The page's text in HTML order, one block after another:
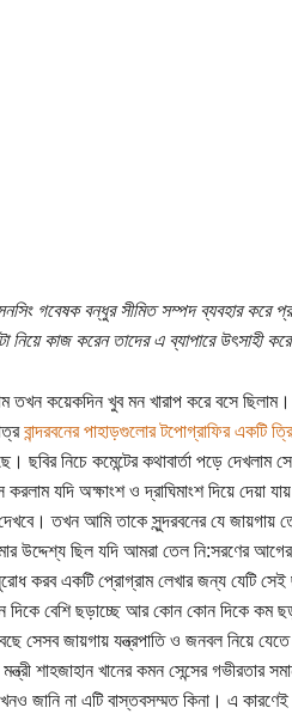
গবেষক বন্ধুর সীমিত সম্পদ ব্যবহার করে
নিয়ে কাজ করেন তাদের এ ব্যাপারে উৎসাহী
তখন কয়েকদিন খুব মন খারাপ করে বসে
বান্দরবনের পাহাড়গুলোর টপোগ্রাফির একটি
নিচে কমেন্টের কথাবার্তা পড়ে দেখলাম
যদি অক্ষাংশ ও দ্রাঘিমাংশ দিয়ে দেয়া
তখন আমি তাকে সুন্দরবনের যে জায়গায়
উদ্দেশ্য ছিল যদি আমরা তেল নি:সরণের
করব একটি প্রোগ্রাম লেখার জন্য যেটি
দিকে বেশি ছড়াচ্ছে আর কোন কোন দিকে কম
সেসব জায়গায় যন্ত্রপাতি ও জনবল নিয়ে
শাহজাহান খানের কমন সেন্সের গভীরতার
জানি না এটি বাস্তবসম্মত কিনা। এ কারণেই